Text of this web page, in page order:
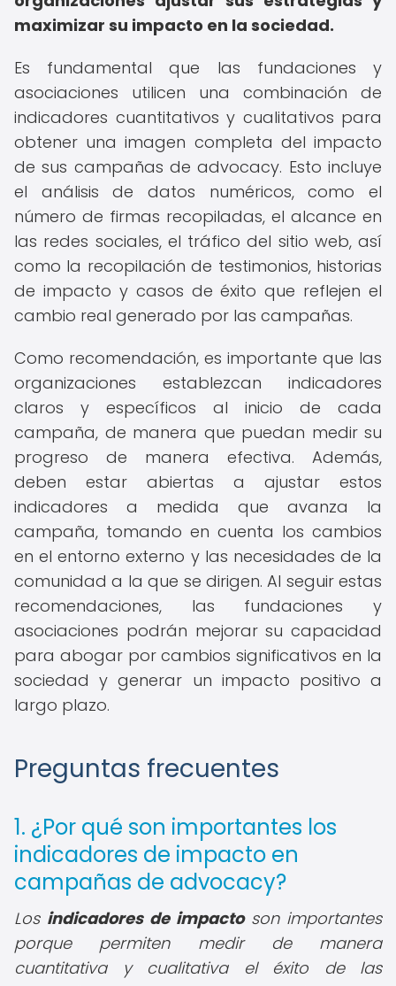
maximizar su impacto en la sociedad.
Es fundamental que las fundaciones y
asociaciones utilicen una combinación de
indicadores cuantitativos y cualitativos para
obtener una imagen completa del impacto
de sus campañas de advocacy. Esto incluye
el análisis de datos numéricos, como el
número de firmas recopiladas, el alcance en
las redes sociales, el tráfico del sitio web, así
como la recopilación de testimonios, historias
de impacto y casos de éxito que reflejen el
cambio real generado por las campañas.
Como recomendación, es importante que las
organizaciones establezcan indicadores
claros y específicos al inicio de cada
campaña, de manera que puedan medir su
progreso de manera efectiva. Además,
deben estar abiertas a ajustar estos
indicadores a medida que avanza la
campaña, tomando en cuenta los cambios
en el entorno externo y las necesidades de la
comunidad a la que se dirigen. Al seguir estas
recomendaciones, las fundaciones y
asociaciones podrán mejorar su capacidad
para abogar por cambios significativos en la
sociedad y generar un impacto positivo a
largo plazo.
Preguntas frecuentes
1. ¿Por qué son importantes los
indicadores de impacto en
campañas de advocacy?
Los indicadores de impactoson importantes
porque permiten medir de manera
cuantitativa y cualitativa el éxito de las